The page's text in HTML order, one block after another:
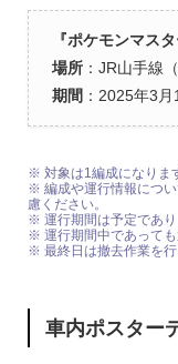
『ポケモンマス
場所：JR山手線
期間 ：2025年3
※ 対象は1編成になりま
※ 編成や運行情報につ
慮ください。
※ 運行期間は予定であり
※ 運行期間中であっても
※ 最終日は撤去作業を行
車内ポスター